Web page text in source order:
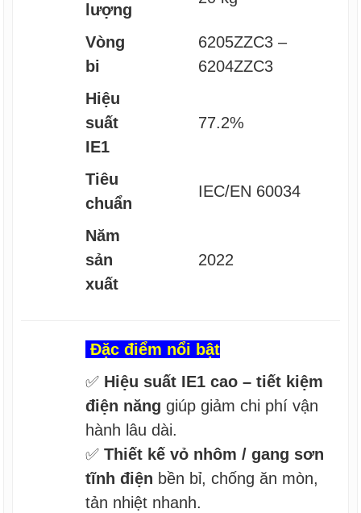
lượng
Vòng
bi
6205ZZC3 –
6204ZZC3
Hiệu
suất
IE1
77.2%
Tiêu
chuẩn
IEC/EN 60034
Năm
sản
xuất
2022
Đặc điểm nổi bật
✅ Hiệu suất IE1 cao – tiết kiệm
điện năng giúp giảm chi phí vận
hành lâu dài.
✅Thiết kế vỏ nhôm / gang sơn
tĩnh điện bền bỉ, chống ăn mòn,
tản nhiệt nhanh.